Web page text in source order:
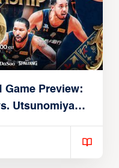
Game Preview:
Utsunomiya